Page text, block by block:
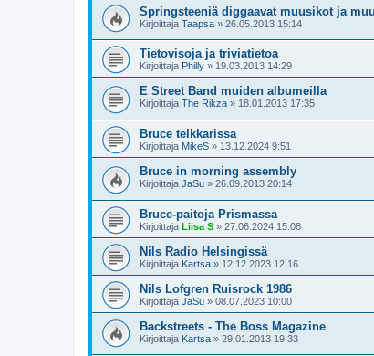
Springsteeniä diggaavat muusikot ja
Kirjoittaja Taapsa » 26.05.2013 15:14
Tietovisoja ja triviatietoa
Kirjoittaja Philly » 19.03.2013 14:29
E Street Band muiden albumeilla
Kirjoittaja The Rikza » 18.01.2013 17:35
Bruce telkkarissa
Kirjoittaja MikeS » 13.12.2024 9:51
Bruce in morning assembly
Kirjoittaja JaSu » 26.09.2013 20:14
Bruce-paitoja Prismassa
Kirjoittaja Liisa S » 27.06.2024 15:08
Nils Radio Helsingissä
Kirjoittaja Kartsa » 12.12.2023 12:16
Nils Lofgren Ruisrock 1986
Kirjoittaja JaSu » 08.07.2023 10:00
Backstreets - The Boss Magazine
Kirjoittaja Kartsa » 29.01.2013 19:33